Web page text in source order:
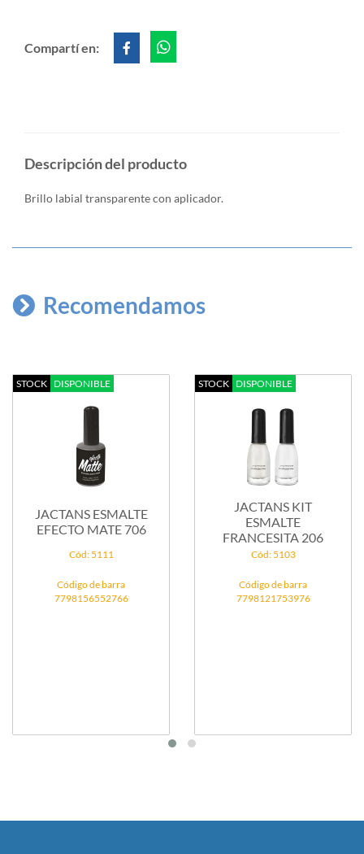
Compartí en:
Descripción del producto
Brillo labial transparente con aplicador.
Recomendamos
STOCK DISPONIBLE
JACTANS ESMALTE
EFECTO MATE 706
Cód: 5111
Código de barra
7798156552766
STOCK DISPONIBLE
JACTANS KIT
ESMALTE
FRANCESITA 206
Cód: 5103
Código de barra
7798121753976